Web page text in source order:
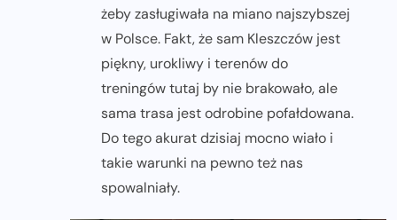
żeby zasługiwała na miano najszybszej
w Polsce. Fakt, że sam Kleszczów jest
piękny, urokliwy i terenów do
treningów tutaj by nie brakowało, ale
sama trasa jest odrobine pofałdowana.
Do tego akurat dzisiaj mocno wiało i
takie warunki na pewno też nas
spowalniały.